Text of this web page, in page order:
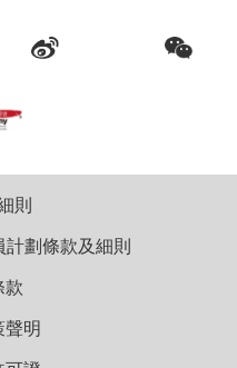
則
計劃條款及細則
款
聲明